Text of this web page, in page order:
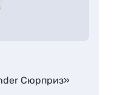
Сюрприз»